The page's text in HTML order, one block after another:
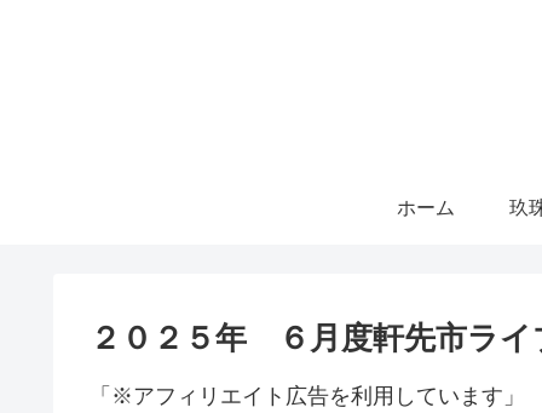
ホーム 玖
２０２５年 ６月度軒先市ライ
「※アフィリエイト広告を利用しています」